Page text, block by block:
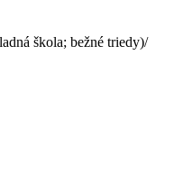
škola; bežné triedy)/